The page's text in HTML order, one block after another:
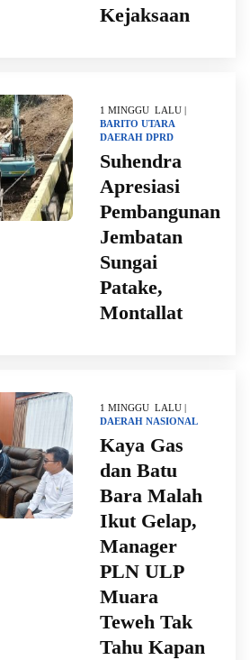
Kejaksaan
1 MINGGU LALU |
BARITO UTARA
DAERAH DPRD
Suhendra
Apresiasi
Pembangunan
Jembatan
Sungai
Patake,
Montallat
1 MINGGU LALU |
DAERAH NASIONAL
Kaya Gas
dan Batu
Bara Malah
Ikut Gelap,
Manager
PLN ULP
Muara
Teweh Tak
Tahu Kapan